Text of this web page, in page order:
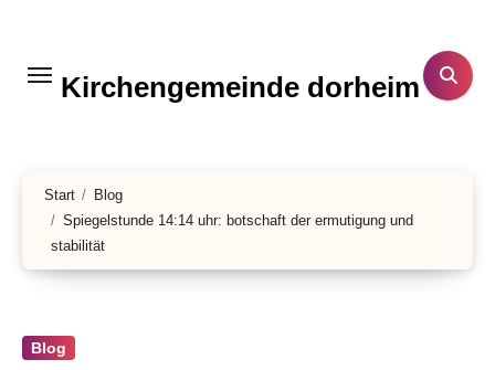
springenKirchengemeinde dorheim
Start
Blog
Spiegelstunde 14:14 uhr: botschaft der ermutigung und
stabilität
Blog